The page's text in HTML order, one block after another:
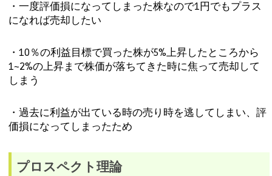
・一度評価損になってしまった株なので1円でもプラス
になれば売却したい
・10％の利益目標で買った株が5%上昇したところから
1~2%の上昇まで株価が落ちてきた時に焦って売却して
しまう
・過去に利益が出ている時の売り時を逃してしまい、評
価損になってしまったため
プロスペクト理論